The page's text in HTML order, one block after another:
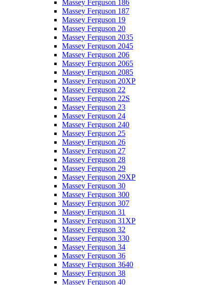
Massey Ferguson 186
Massey Ferguson 187
Massey Ferguson 19
Massey Ferguson 20
Massey Ferguson 2035
Massey Ferguson 2045
Massey Ferguson 206
Massey Ferguson 2065
Massey Ferguson 2085
Massey Ferguson 20XP
Massey Ferguson 22
Massey Ferguson 22S
Massey Ferguson 23
Massey Ferguson 24
Massey Ferguson 240
Massey Ferguson 25
Massey Ferguson 26
Massey Ferguson 27
Massey Ferguson 28
Massey Ferguson 29
Massey Ferguson 29XP
Massey Ferguson 30
Massey Ferguson 300
Massey Ferguson 307
Massey Ferguson 31
Massey Ferguson 31XP
Massey Ferguson 32
Massey Ferguson 330
Massey Ferguson 34
Massey Ferguson 36
Massey Ferguson 3640
Massey Ferguson 38
Massey Ferguson 40